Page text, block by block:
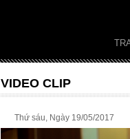
VIDEO CLIP
Thứ sáu, Ngày 19/05/2017